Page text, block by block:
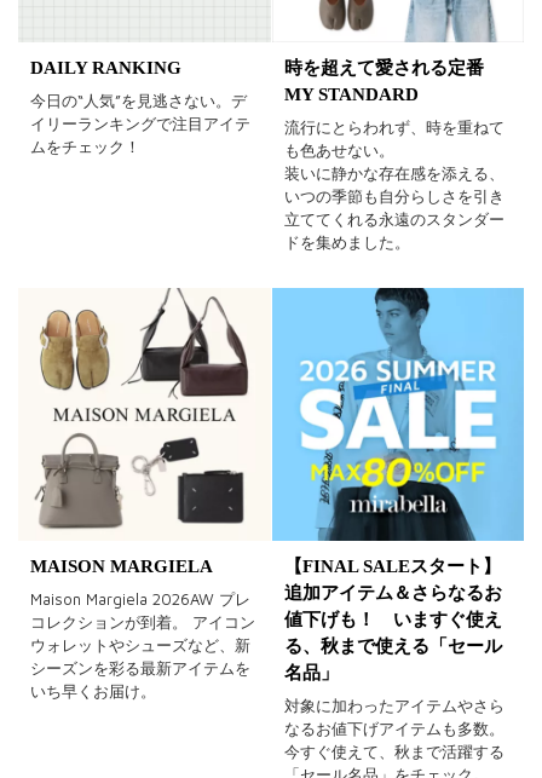
DAILY RANKING
今日の“人気”を見逃さない。デ
イリーランキングで注目アイテ
ムをチェック！
時を超えて愛される定番
MY STANDARD
流行にとらわれず、時を重ねて
も色あせない。
装いに静かな存在感を添える、
いつの季節も自分らしさを引き
立ててくれる永遠のスタンダー
ドを集めました。
MAISON MARGIELA
Maison Margiela 2026AW プレ
コレクションが到着。 アイコン
ウォレットやシューズなど、新
シーズンを彩る最新アイテムを
いち早くお届け。
【FINAL SALEスタート】
追加アイテム＆さらなるお
値下げも！ いますぐ使え
る、秋まで使える「セール
名品」
対象に加わったアイテムやさら
なるお値下げアイテムも多数。
今すぐ使えて、秋まで活躍する
「セール名品」をチェック。